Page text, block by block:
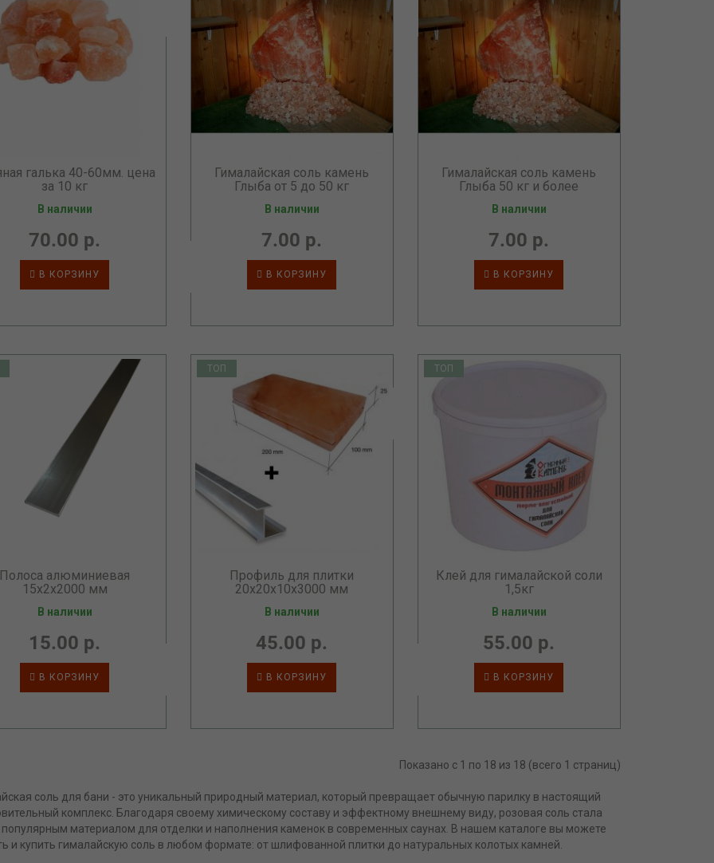
галька 40-60мм. цена
за 10 кг
В наличии
70.00 р.
В КОРЗИНУ
Гималайская соль камень
Глыба от 5 до 50 кг
В наличии
7.00 р.
В КОРЗИНУ
Гималайская соль камень
Глыба 50 кг и более
В наличии
7.00 р.
В КОРЗИНУ
Полоса алюминиевая
15х2х2000 мм
В наличии
15.00 р.
В КОРЗИНУ
ТОП
Профиль для плитки
20х20х10х3000 мм
В наличии
45.00 р.
В КОРЗИНУ
ТОП
Клей для гималайской соли
1,5кг
В наличии
55.00 р.
В КОРЗИНУ
Показано с 1 по 18 из 18 (всего 1 страниц)
соль для бани - это уникальный природный материал, который превращает обычную парилку в настоящий
комплекс. Благодаря своему химическому составу и эффектному внешнему виду, розовая соль стала
материалом для отделки и наполнения каменок в современных саунах. В нашем каталоге вы можете
и купить гималайскую соль в любом формате: от шлифованной плитки до натуральных колотых камней.